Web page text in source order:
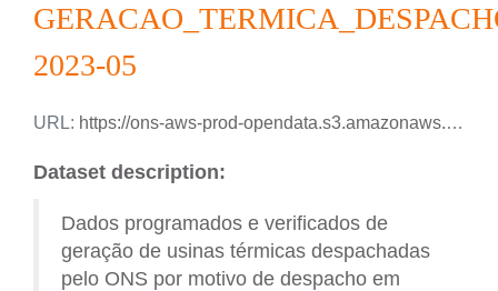
2023-05
URL: https://ons-aws-prod-opendata.s3.amazonaws.com/dataset/geracao_termica_despacho_2_ho/GERACAO_TERMICA_DESPACHO-2_2023_05.csv
Dataset description:
Dados programados e verificados de
geração de usinas térmicas despachadas
pelo ONS por motivo de despacho em